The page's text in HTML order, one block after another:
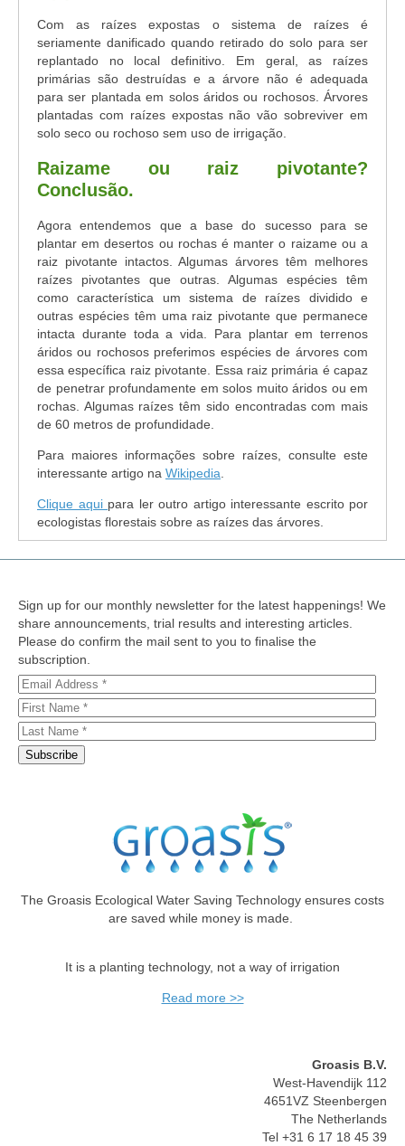
Com as raízes expostas o sistema de raízes é
seriamente danificado quando retirado do solo para ser
replantado no local definitivo. Em geral, as raízes
primárias são destruídas e a árvore não é adequada
para ser plantada em solos áridos ou rochosos. Árvores
plantadas com raízes expostas não vão sobreviver em
solo seco ou rochoso sem uso de irrigação.
Raizame ou raiz pivotante?
Conclusão.
Agora entendemos que a base do sucesso para se
plantar em desertos ou rochas é manter o raizame ou a
raiz pivotante intactos. Algumas árvores têm melhores
raízes pivotantes que outras. Algumas espécies têm
como característica um sistema de raízes dividido e
outras espécies têm uma raiz pivotante que permanece
intacta durante toda a vida. Para plantar em terrenos
áridos ou rochosos preferimos espécies de árvores com
essa específica raiz pivotante. Essa raiz primária é capaz
de penetrar profundamente em solos muito áridos ou em
rochas. Algumas raízes têm sido encontradas com mais
de 60 metros de profundidade.
Para maiores informações sobre raízes, consulte este
interessante artigo na Wikipedia
Clique aqui para ler outro artigo interessante escrito por
ecologistas florestais sobre as raízes das árvores.
Sign up for our monthly newsletter for the latest happenings! We
share announcements, trial results and interesting articles.
Please do confirm the mail sent to you to finalise the
subscription.
The Groasis Ecological Water Saving Technology ensures costs
are saved while money is made.
It is a planting technology, not a way of irrigation
Read more >>
Groasis B.V.
West-Havendijk 112
4651VZ Steenbergen
The Netherlands
Tel +31 6 17 18 45 39